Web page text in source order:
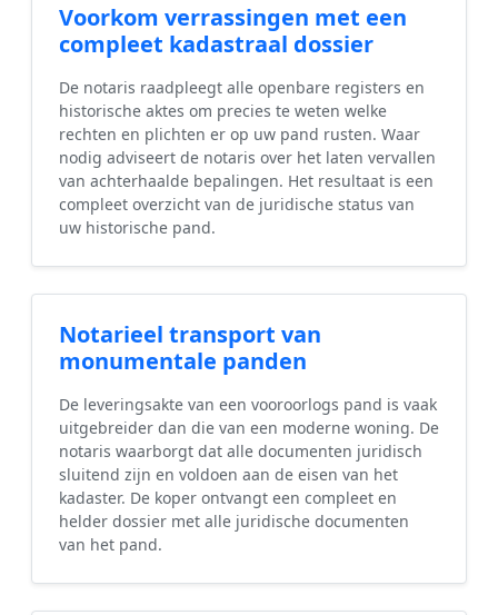
Voorkom verrassingen met een
compleet kadastraal dossier
De notaris raadpleegt alle openbare registers en
historische aktes om precies te weten welke
rechten en plichten er op uw pand rusten. Waar
nodig adviseert de notaris over het laten vervallen
van achterhaalde bepalingen. Het resultaat is een
compleet overzicht van de juridische status van
uw historische pand.
Notarieel transport van
monumentale panden
De leveringsakte van een vooroorlogs pand is vaak
uitgebreider dan die van een moderne woning. De
notaris waarborgt dat alle documenten juridisch
sluitend zijn en voldoen aan de eisen van het
kadaster. De koper ontvangt een compleet en
helder dossier met alle juridische documenten
van het pand.